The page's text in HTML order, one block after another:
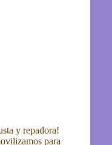
y repadora!
para